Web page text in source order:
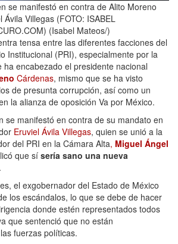
se manifestó en contra de Alito Moreno
Villegas (FOTO: ISABEL
(Isabel Mateos/)
tensa entre las diferentes facciones del
Institucional (PRI), especialmente por la
encabezado el presidente nacional
Cárdenas, mismo que se ha visto
de presunta corrupción, así como un
la alianza de oposición Va por México.
se manifestó en contra de su mandato en
Eruviel Ávila Villegas, quien se unió a la
del PRI en la Cámara Alta, Miguel Ángel
que sísería sano una nueva
el exgobernador del Estado de México
los escándalos, lo que se debe de hacer
donde estén representados todos
que sentenció que no están
fuerzas políticas.